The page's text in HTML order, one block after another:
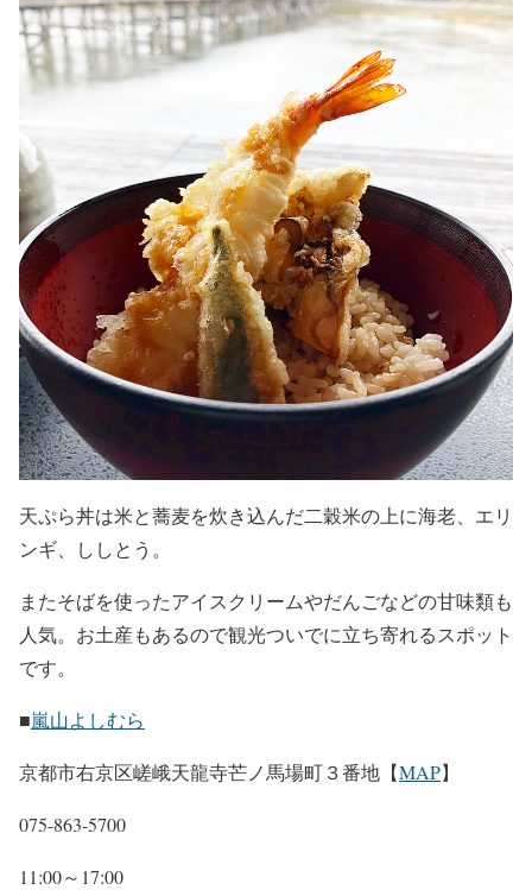
天ぷら丼は米と蕎麦を炊き込んだ二穀米の上に海老、エリ
ンギ、ししとう。
またそばを使ったアイスクリームやだんごなどの甘味類も
人気。お土産もあるので観光ついでに立ち寄れるスポット
です。
■嵐山よしむら
京都市右京区嵯峨天龍寺芒ノ馬場町３番地【MAP】
075-863-5700
11:00～17:00